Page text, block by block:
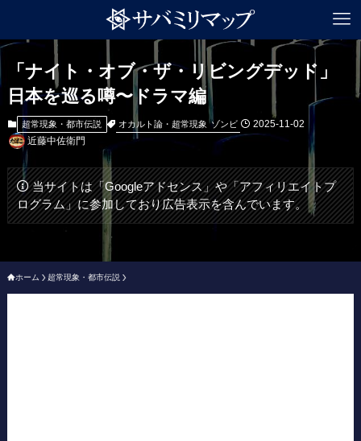
「ナイト・オブ・ザ・リビングデッド」
日本を巡る噂〜ドラマ編
超常現象・都市伝説 オカルト論・超常現象 ゾンビ
2025-11-02
近藤中佐衛門
当サイトは「Googleアドセンス」や「アフィリエイトプ
ログラム」に参加しており広告表示を含んでいます。
ホーム 超常現象・都市伝説